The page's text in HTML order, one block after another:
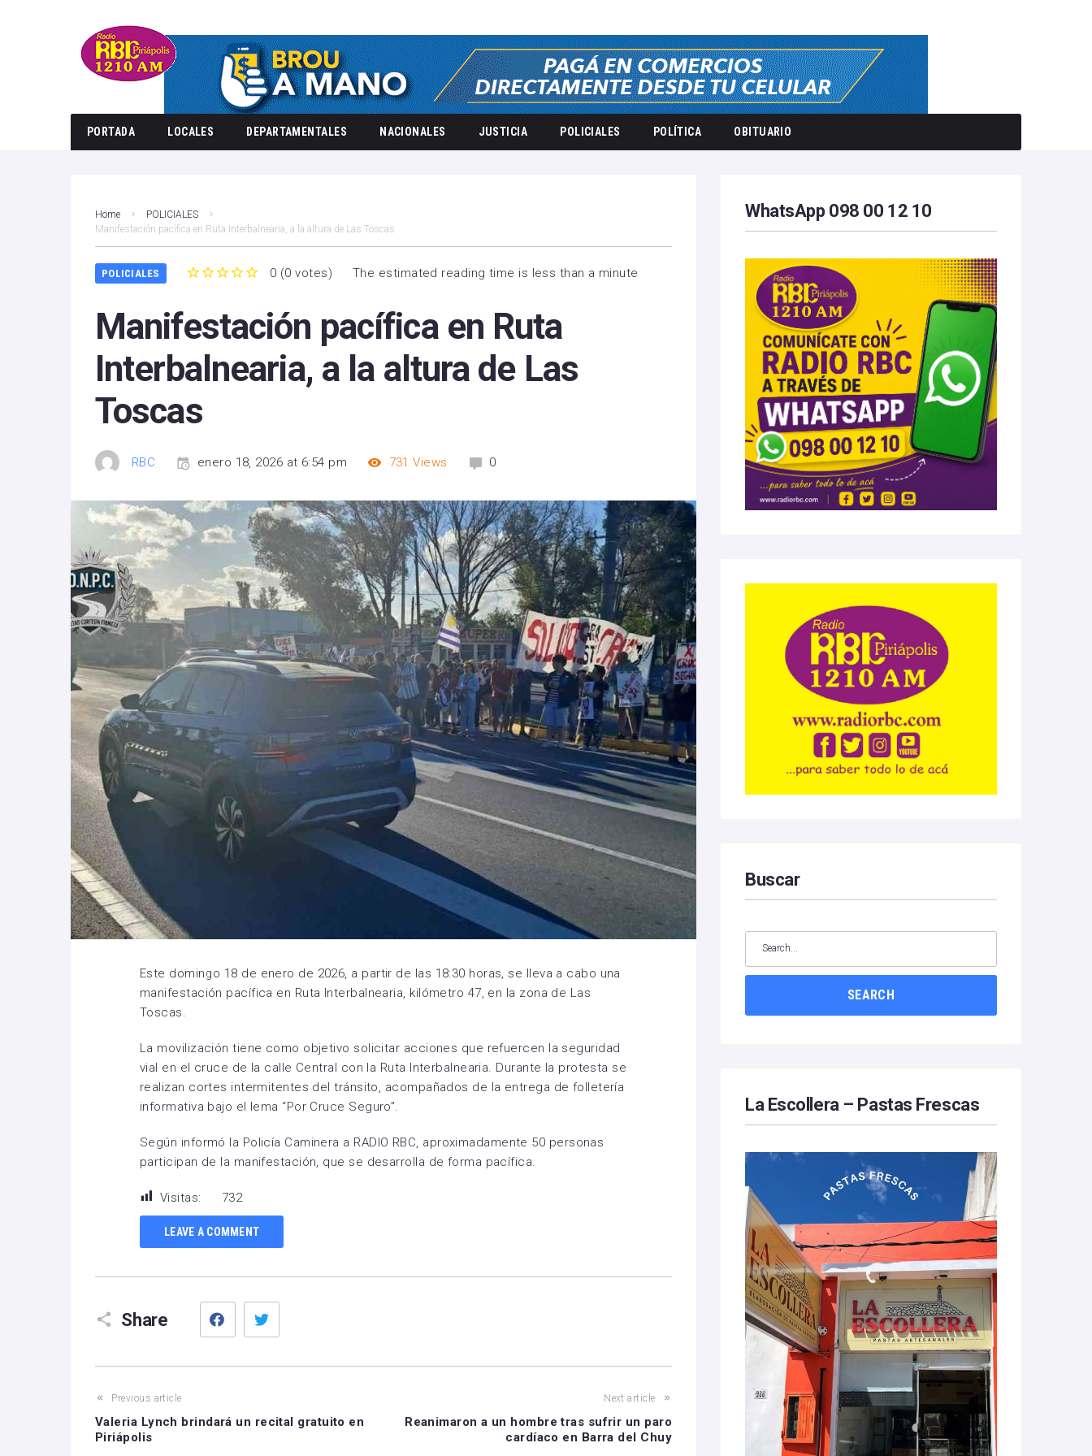
PORTADA LOCALES DEPARTAMENTALES NACIONALES JUSTICIA POLICIALES POLÍTICA OBITUARIO
Home
POLICIALES
Manifestación pacífica en Ruta Interbalnearia, a la altura de Las Toscas
POLICIALES 0 (0 votes) The estimated reading time is less than a minute
Manifestación pacífica en Ruta
Interbalnearia, a la altura de Las
Toscas
RBC enero 18, 2026 at 6:54 pm 731 Views 0
Este domingo 18 de enero de 2026, a partir de las 18:30 horas, se lleva a cabo una
manifestación pacífica en Ruta Interbalnearia, kilómetro 47, en la zona de Las
Toscas.
La movilización tiene como objetivo solicitar acciones que refuercen la seguridad
vial en el cruce de la calle Central con la Ruta Interbalnearia. Durante la protesta se
realizan cortes intermitentes del tránsito, acompañados de la entrega de folletería
informativa bajo el lema “Por Cruce Seguro”.
Según informó la Policía Caminera a RADIO RBC, aproximadamente 50 personas
participan de la manifestación, que se desarrolla de forma pacífica.
Visitas: 732
LEAVE A COMMENT
Share
Facebook
Previous article
Valeria Lynch brindará un recital gratuito en
Piriápolis
Next article
Reanimaron a un hombre tras sufrir un paro
cardíaco en Barra del Chuy
WhatsApp 098 00 12 10
Buscar
SEARCH
La Escollera – Pastas Frescas